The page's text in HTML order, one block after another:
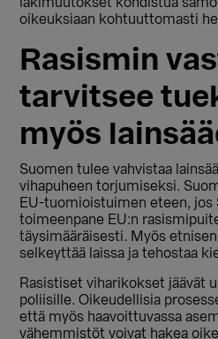
lakimuutokset kohdistua
oikeuksiaan kohtuuttomasti
Rasismin
tarvitsee
myös
Suomen tulee vahvistaa
vihapuheen torjumiseksi.
EU-tuomioistuimen eteen, jos
toimeenpane EU:n
täysimääräisesti. Myös
selkeyttää laissa ja tehostaa
Rasistiset viharikokset jäävät
poliisille. Oikeudellisia
että myös haavoittuvassa
vähemmistöt voivat hakea